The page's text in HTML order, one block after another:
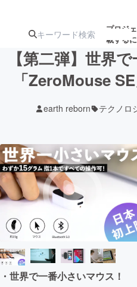
プロジ
載する
ターン
ジェクト
アート・写真
テクノロジー・ガジ
映像・映画
ビジネス・起業
【第二弾】世界
「ZeroMouse
earth reborn テクノロ
・世界で一番小さいマウス！